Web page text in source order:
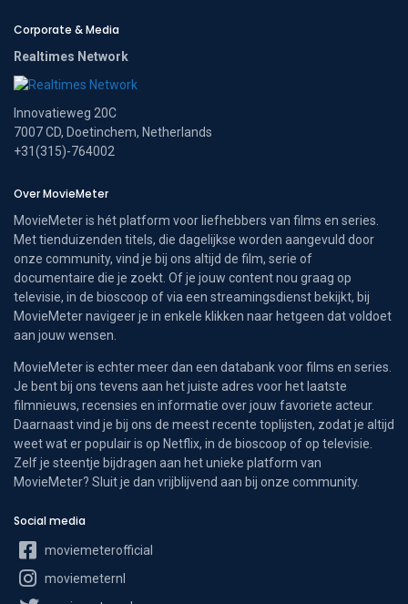
Corporate & Media
Realtimes Network
Innovatieweg 20C
7007 CD, Doetinchem, Netherlands
+31(315)-764002
Over MovieMeter
MovieMeter is hét platform voor liefhebbers van films en series.
Met tienduizenden titels, die dagelijkse worden aangevuld door
onze community, vind je bij ons altijd de film, serie of
documentaire die je zoekt. Of je jouw content nou graag op
televisie, in de bioscoop of via een streamingsdienst bekijkt, bij
MovieMeter navigeer je in enkele klikken naar hetgeen dat voldoet
aan jouw wensen.
MovieMeter is echter meer dan een databank voor films en series.
Je bent bij ons tevens aan het juiste adres voor het laatste
filmnieuws, recensies en informatie over jouw favoriete acteur.
Daarnaast vind je bij ons de meest recente toplijsten, zodat je altijd
weet wat er populair is op Netflix, in de bioscoop of op televisie.
Zelf je steentje bijdragen aan het unieke platform van
MovieMeter? Sluit je dan vrijblijvend aan bij onze community.
Social media
moviemeterofficial
moviemeternl